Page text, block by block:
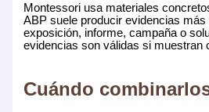
Montessori usa materiales
ABP suele producir evidencias
exposición, informe, campaña o
evidencias son válidas si muestran
Cuándo